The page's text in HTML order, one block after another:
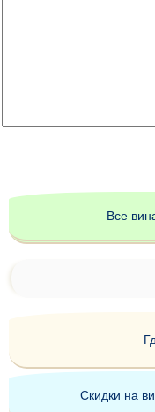
Все
Скидки на